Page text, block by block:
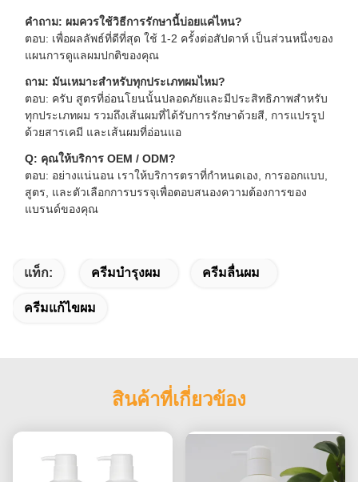
คําถาม: ผมควรใช้วิธีการรักษานี้บ่อยแค่ไหน?
ตอบ: เพื่อผลลัพธ์ที่ดีที่สุด ใช้ 1-2 ครั้งต่อสัปดาห์ เป็นส่วนหนึ่งของ
แผนการดูแลผมปกติของคุณ
ถาม: มันเหมาะสําหรับทุกประเภทผมไหม?
ตอบ: ครับ สูตรที่อ่อนโยนนั้นปลอดภัยและมีประสิทธิภาพสําหรับ
ทุกประเภทผม รวมถึงเส้นผมที่ได้รับการรักษาด้วยสี, การแปรรูป
ด้วยสารเคมี และเส้นผมที่อ่อนแอ
Q: คุณให้บริการ OEM / ODM?
ตอบ: อย่างแน่นอน เราให้บริการตราที่กําหนดเอง, การออกแบบ,
สูตร, และตัวเลือกการบรรจุเพื่อตอบสนองความต้องการของ
แบรนด์ของคุณ
แท็ก: ครีมบํารุงผม ครีมลื่นผม
ครีมแก้ไขผม
สินค้าที่เกี่ยวข้อง